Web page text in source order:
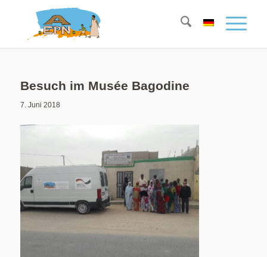
Besuch im Musée Bagodine
7. Juni 2018